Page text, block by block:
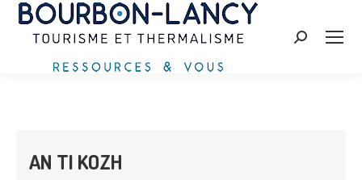
Search:
AN TI KOZH